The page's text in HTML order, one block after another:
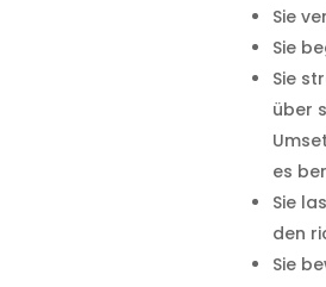
Sie
Sie
Sie
über
es
Sie
den
Sie